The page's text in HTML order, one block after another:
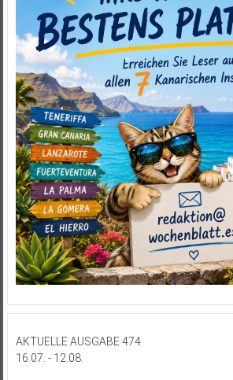
AKTUELLE AUSGABE 474
16.07. - 12.08.